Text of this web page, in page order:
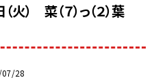
火） 菜（７）っ（２）葉
28